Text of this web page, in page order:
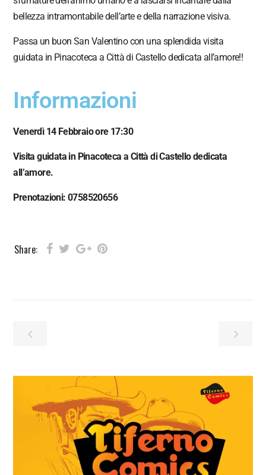
bellezza intramontabile dell’arte e della narrazione visiva.
Passa un buon San Valentino con una splendida visita
guidata in Pinacoteca a Città di Castello dedicata all’amore!!
Informazioni
Venerdì 14 Febbraio ore 17:30
Visita guidata in Pinacoteca a Città di Castello dedicata
all’amore.
Prenotazioni: 0758520656
Share: